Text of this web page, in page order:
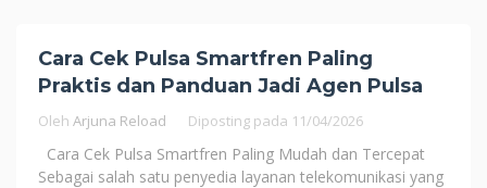
Cara Cek Pulsa Smartfren Paling
Praktis dan Panduan Jadi Agen Pulsa
Oleh Arjuna Reload Diposting pada 11/04/2026
Cara Cek Pulsa Smartfren Paling Mudah dan Tercepat
Sebagai salah satu penyedia layanan telekomunikasi yang